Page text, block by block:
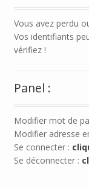
Vous avez perdu
Vos identifiants
vérifiez !
Panel :
Modifier mot de
Modifier adresse
Se connecter :
Se déconnecter :